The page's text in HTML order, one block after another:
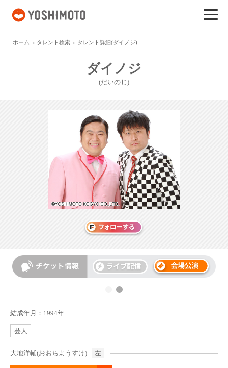
ホーム タレント検索 タレント詳細(ダイノジ)
ダイノジ
(だいのじ)
結成年月：1994年
芸人
大地洋輔(おおちようすけ) 左